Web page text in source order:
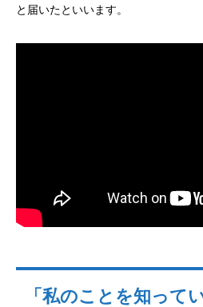
と届いたといいます。
「私のことを知って